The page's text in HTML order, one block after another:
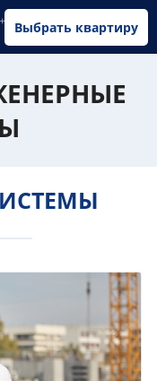
Выбрать квартиру
(902) 326-67-67